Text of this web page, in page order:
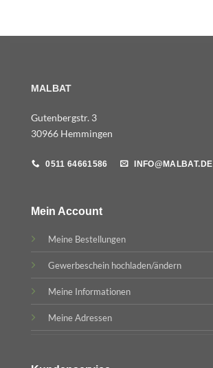
MALBAT
Gutenbergstr. 3
30966 Hemmingen
0511 64661586 INFO@MALBAT.DE
Mein Account
Meine Bestellungen
Gewerbeschein hochladen/ändern
Meine Informationen
Meine Adressen